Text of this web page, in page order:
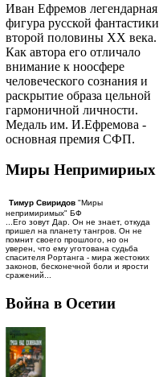
Иван Ефремов легендарная
фигура русской фантастики
второй половины ХХ века.
Как автора его отличало
внимание к ноосфере
человеческого сознания и
раскрытие образа цельной
гармоничной личности.
Медаль им. И.Ефремова -
основная премия СФП.
Миры Непримириых
Тимур Свиридов "Миры
непримиримых" БФ
...Его зовут Дар. Он не знает, откуда
пришел на планету тангров. Он не
помнит своего прошлого, но он
уверен, что ему уготована судьба
спасителя Рортанга - мира жестоких
законов, бесконечной боли и ярости
сражений...
Война в Осетии